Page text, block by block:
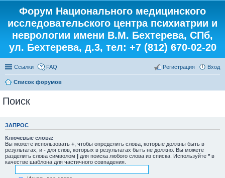
Форум Национального медицинского
исследовательского центра психиатрии и
неврологии имени В.М. Бехтерева, СПб,
ул. Бехтерева, д.3, тел: +7 (812) 670-02-20
Ссылки FAQ Вход
Регистрация
Список форумов
Поиск
ЗАПРОС
Ключевые слова:
Вы можете использовать + , чтобы определить слова, которые должны быть в
результатах, и - для слов, которых в результатах быть не должно. Вы можете
разделить слова символом | для поиска любого слова из списка. Используйте * в
качестве шаблона для частичного совпадения.